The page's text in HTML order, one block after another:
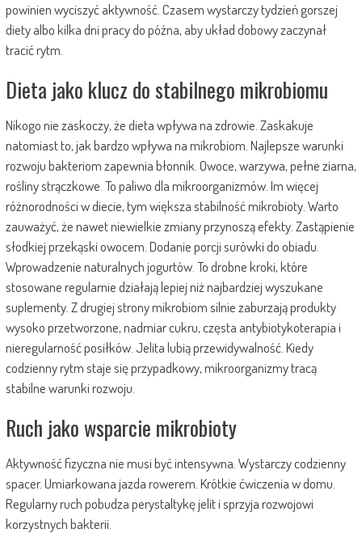
powinien wyciszyć aktywność. Czasem wystarczy tydzień gorszej
diety albo kilka dni pracy do późna, aby układ dobowy zaczynał
tracić rytm.
Dieta jako klucz do stabilnego mikrobiomu
Nikogo nie zaskoczy, że dieta wpływa na zdrowie. Zaskakuje
natomiast to, jak bardzo wpływa na mikrobiom. Najlepsze warunki
rozwoju bakteriom zapewnia błonnik. Owoce, warzywa, pełne ziarna,
rośliny strączkowe. To paliwo dla mikroorganizmów. Im więcej
różnorodności w diecie, tym większa stabilność mikrobioty. Warto
zauważyć, że nawet niewielkie zmiany przynoszą efekty. Zastąpienie
słodkiej przekąski owocem. Dodanie porcji surówki do obiadu.
Wprowadzenie naturalnych jogurtów. To drobne kroki, które
stosowane regularnie działają lepiej niż najbardziej wyszukane
suplementy. Z drugiej strony mikrobiom silnie zaburzają produkty
wysoko przetworzone, nadmiar cukru, częsta antybiotykoterapia i
nieregularność posiłków. Jelita lubią przewidywalność. Kiedy
codzienny rytm staje się przypadkowy, mikroorganizmy tracą
stabilne warunki rozwoju.
Ruch jako wsparcie mikrobioty
Aktywność fizyczna nie musi być intensywna. Wystarczy codzienny
spacer. Umiarkowana jazda rowerem. Krótkie ćwiczenia w domu.
Regularny ruch pobudza perystaltykę jelit i sprzyja rozwojowi
korzystnych bakterii.